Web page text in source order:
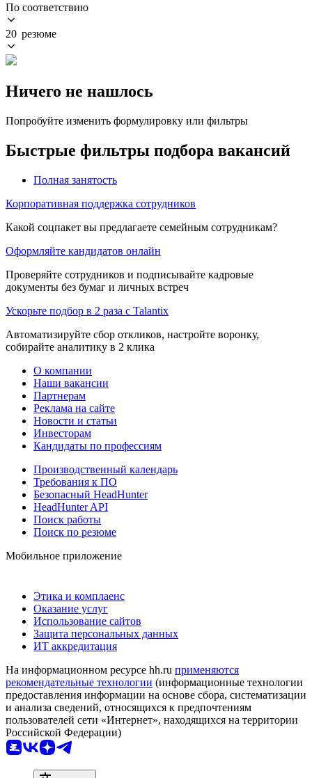
По соответствию
20 резюме
Ничего не нашлось
Попробуйте изменить формулировку или фильтры
Быстрые фильтры подбора вакансий
Полная занятость
Корпоративная поддержка сотрудников
Какой соцпакет вы предлагаете семейным сотрудникам?
Оформляйте кандидатов онлайн
Проверяйте сотрудников и подписывайте кадровые
документы без бумаг и личных встреч
Ускорьте подбор в 2 раза с Talantix
Автоматизируйте сбор откликов, настройте воронку,
собирайте аналитику в 2 клика
О компании
Наши вакансии
Партнерам
Реклама на сайте
Новости и статьи
Инвесторам
Кандидаты по профессиям
Производственный календарь
Требования к ПО
Безопасный HeadHunter
HeadHunter API
Поиск работы
Поиск по резюме
Мобильное приложение
Этика и комплаенс
Оказание услуг
Использование сайтов
Защита персональных данных
ИТ аккредитация
На информационном ресурсе hh.ru применяются
рекомендательные технологии (информационные технологии
предоставления информации на основе сбора, систематизации
и анализа сведений, относящихся к предпочтениям
пользователей сети «Интернет», находящихся на территории
Российской Федерации)